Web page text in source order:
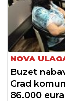
NOVA
Buzet
Grad
86.000 eura